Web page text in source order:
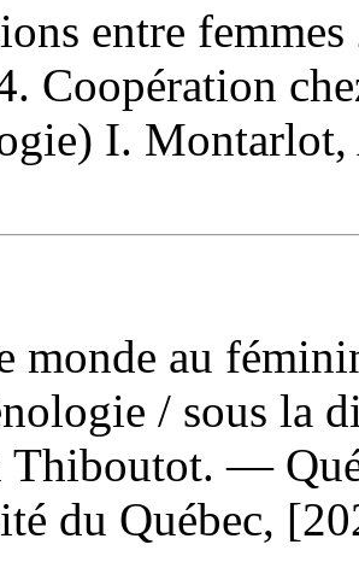
entre
Coopération
I.
monde au
/ sous la
—
du Québec,